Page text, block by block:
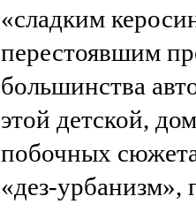
«сладким
перестоявшим
большинства
этой детской,
побочных
«дез-урбанизм»,